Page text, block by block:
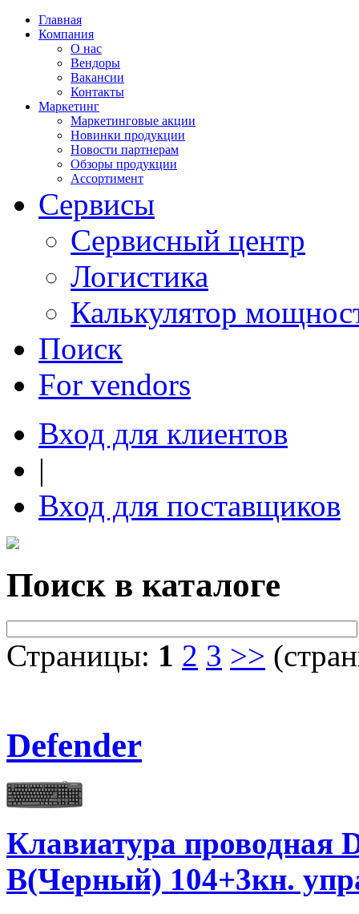
Главная
Компания
О нас
Вендоры
Вакансии
Контакты
Маркетинг
Маркетинговые акции
Новинки продукции
Новости партнерам
Обзоры продукции
Ассортимент
Сервисы
Сервисный центр
Логистика
Калькулятор
Поиск
For vendors
Вход для клиентов
|
Вход для поставщиков
Поиск в каталоге
Страницы: 1 2 3 >>
Defender
Клавиатура проводная
B(Черный) 104+3кн.